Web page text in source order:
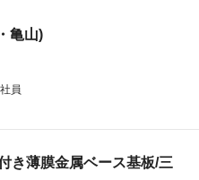
亀山)
員
き薄膜金属ベース基板/三